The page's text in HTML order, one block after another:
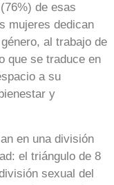
de esas
mujeres dedican
al trabajo de
que se traduce en
a su
y
en una división
el triángulo de 8
sexual del